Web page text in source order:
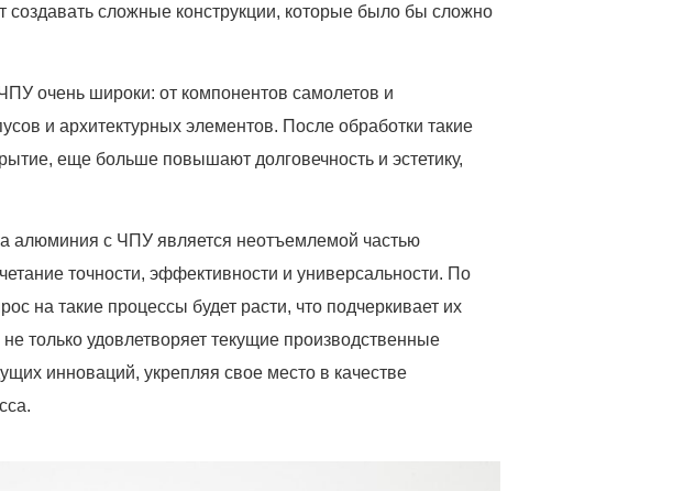
создавать сложные конструкции, которые было бы сложно
очень широки: от компонентов самолетов и
и архитектурных элементов. После обработки такие
еще больше повышают долговечность и эстетику,
алюминия с ЧПУ является неотъемлемой частью
точности, эффективности и универсальности. По
на такие процессы будет расти, что подчеркивает их
только удовлетворяет текущие производственные
инноваций, укрепляя свое место в качестве